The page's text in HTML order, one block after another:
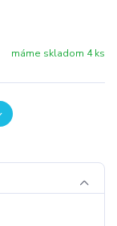
máme skladom 4 ks